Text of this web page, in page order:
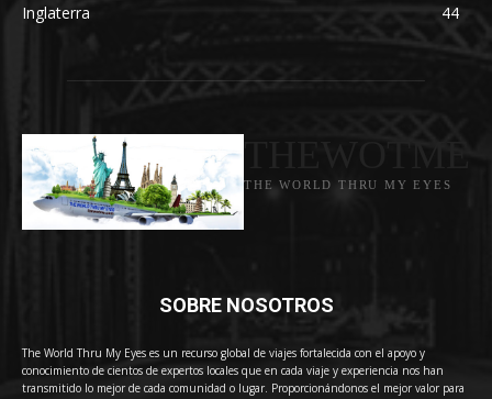
Inglaterra
44
THE WORLD THRU MY EYES
SOBRE NOSOTROS
The World Thru My Eyes es un recurso global de viajes fortalecida con el apoyo y
conocimiento de cientos de expertos locales que en cada viaje y experiencia nos han
transmitido lo mejor de cada comunidad o lugar. Proporcionándonos el mejor valor para